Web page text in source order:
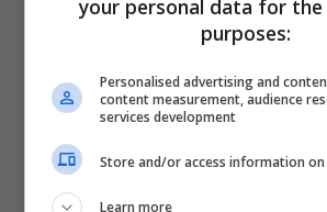
your personal data for
purposes:
Personalised advertising and
content measurement, audience
services development
Store and/or access information on
Learn more